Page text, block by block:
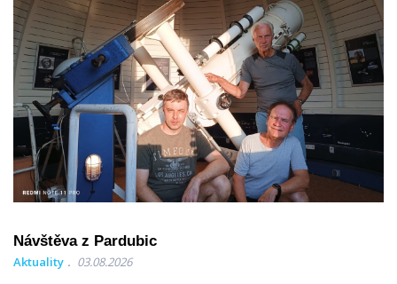
Návštěva z Pardubic
Aktuality 03.08.2026